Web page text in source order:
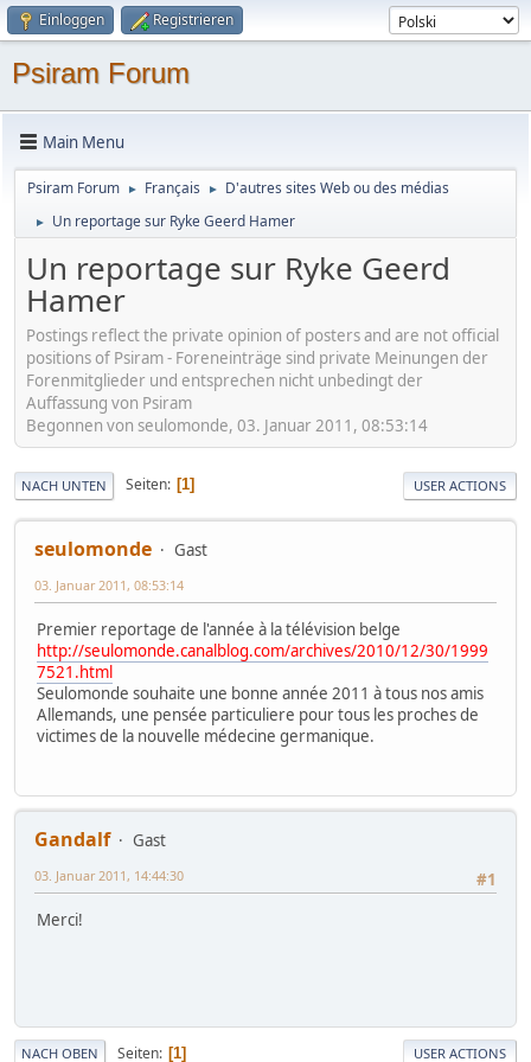
Einloggen Registrieren
Psiram Forum
Main Menu
Psiram Forum ► Français ► D'autres sites Web ou des médias
► Un reportage sur Ryke Geerd Hamer
Un reportage sur Ryke Geerd
Hamer
Postings reflect the private opinion of posters and are not official
positions of Psiram - Foreneinträge sind private Meinungen der
Forenmitglieder und entsprechen nicht unbedingt der
Auffassung von Psiram
Begonnen von seulomonde, 03. Januar 2011, 08:53:14
NACH UNTEN Seiten 1 USER ACTIONS
seulomonde Gast
03. Januar 2011, 08:53:14
Premier reportage de l'année à la télévision belge
http://seulomonde.canalblog.com/archives/2010/12/30/1999
7521.html
Seulomonde souhaite une bonne année 2011 à tous nos amis
Allemands, une pensée particuliere pour tous les proches de
victimes de la nouvelle médecine germanique.
Gandalf
Gast
#1
03. Januar 2011, 14:44:30
Merci!
NACH OBEN Seiten 1 USER ACTIONS